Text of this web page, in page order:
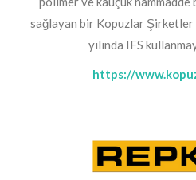
sağlayan bir Kopuzlar
yılında IFS
https://